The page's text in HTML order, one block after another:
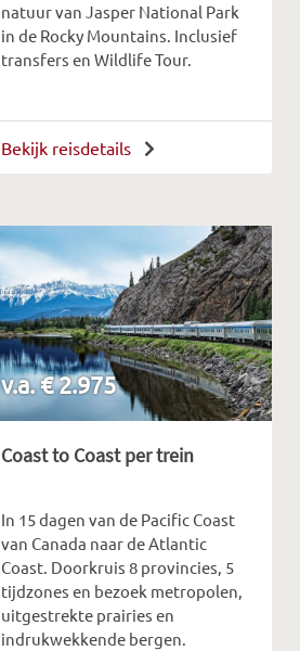
natuur van Jasper National Park
in de Rocky Mountains. Inclusief
transfers en Wildlife Tour.
Bekijk reisdetails
v.a. € 2.975
Coast to Coast per trein
In 15 dagen van de Pacific Coast
van Canada naar de Atlantic
Coast. Doorkruis 8 provincies, 5
tijdzones en bezoek metropolen,
uitgestrekte prairies en
indrukwekkende bergen.